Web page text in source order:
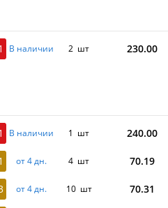
В наличии 2 шт 230.00
В наличии 1 шт 240.00
от 4 дн. 4 шт 70.19
от 4 дн. 10 шт 70.31